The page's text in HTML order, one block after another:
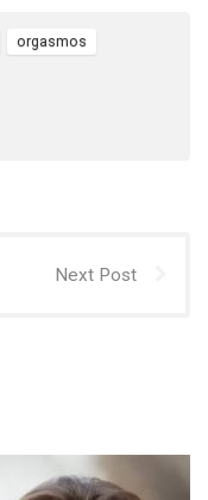
orgasmos
Next Post